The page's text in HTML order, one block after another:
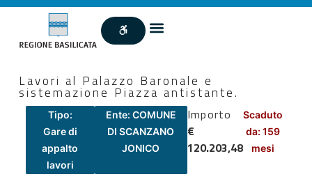
Lavori al Palazzo Baronale e
sistemazione Piazza antistante.
Tipo:
Gare di
appalto
lavori
Ente: COMUNE
DI SCANZANO
JONICO
Importo
€
120.203,48
Scaduto
da: 159
mesi